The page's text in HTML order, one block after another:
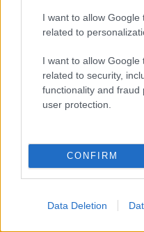
I want to allow Google
related to
I want to allow Google
related to security,
functionality and
user protection.
CONFIRM
Data Deletion
elkerülhetetlenné
vártnál jóval
összetettebbnek
Bob Iger 2022-es
csökkentett,
és több korábbi